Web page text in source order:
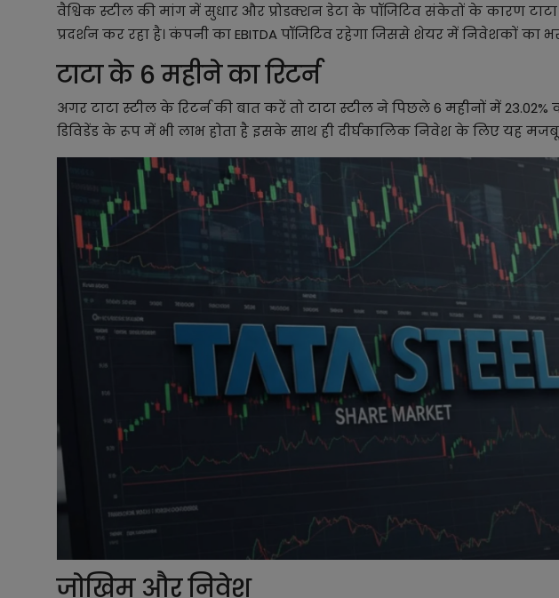
वैश्विक स्टील की मांग में सुधार और प्रोडक्शन डेटा के पॉजिटिव संकेतों के कारण
प्रदर्शन कर रहा है। कंपनी का EBITDA पॉजिटिव रहेगा जिससे शेयर में निवेशकों का
टाटा के 6 महीने का रिटर्न
अगर टाटा स्टील के रिटर्न की बात करें तो टाटा स्टील ने पिछले 6 महीनों में 23.02%
डिविडेंड के रूप में भी लाभ होता है इसके साथ ही दीर्घकालिक निवेश के लिए यह
जोखिम और निवेश